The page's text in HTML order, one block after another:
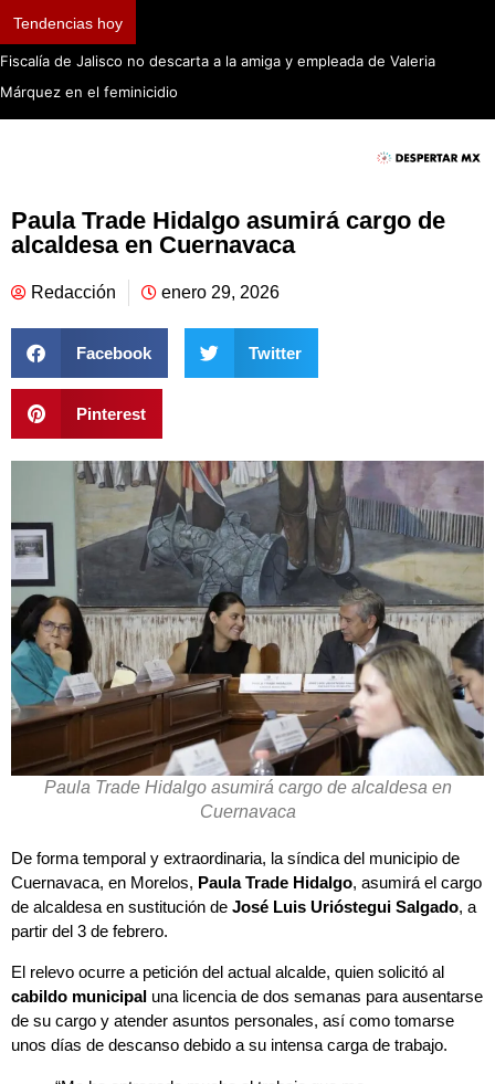
Tendencias hoy
Casos de ciclosporiasis no representan un brote: Secretaría de Salud
alcaldesa en Cuernavaca
Pinterest
Paula Trade Hidalgo asumirá cargo de alcaldesa en
Cuernavaca
Cuernavaca, en Morelos,Paula Trade Hidalgo, asumirá el cargo
de alcaldesa en sustitución deJosé Luis Urióstegui Salgado, a
partir del 3 de febrero.
El relevo ocurre a petición del actual alcalde, quien solicitó al
cabildo municipaluna licencia de dos semanas para ausentarse
de su cargo y atender asuntos personales, así como tomarse
unos días de descanso debido a su intensa carga de trabajo.
“Me he entregado mucho al trabajo que me
corresponde como presidente municipal. El cierre de